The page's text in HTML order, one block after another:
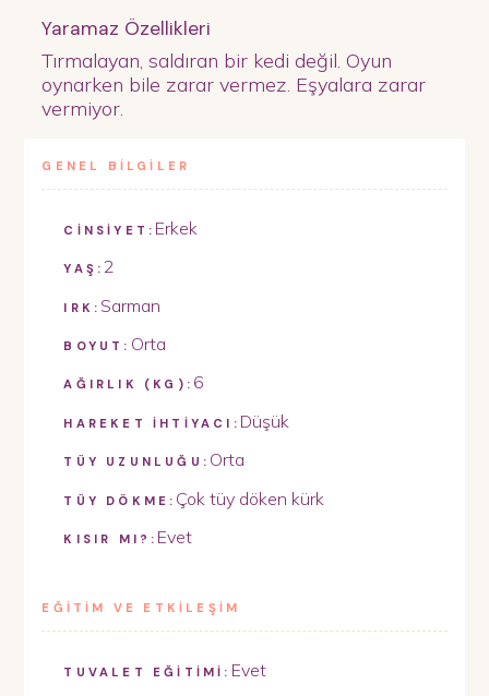
Yaramaz Özellikleri
Tırmalayan, saldıran bir kedi değil. Oyun
oynarken bile zarar vermez. Eşyalara zarar
vermiyor.
GENEL BİLGİLER
CİNSİYET: Erkek
YAŞ: 2
IRK: Sarman
BOYUT: Orta
AĞIRLIK (KG): 6
HAREKET İHTİYACI: Düşük
TÜY UZUNLUĞU: Orta
TÜY DÖKME: Çok tüy döken kürk
KISIR MI?: Evet
EĞİTİM VE ETKİLEŞİM
TUVALET EĞİTİMİ: Evet